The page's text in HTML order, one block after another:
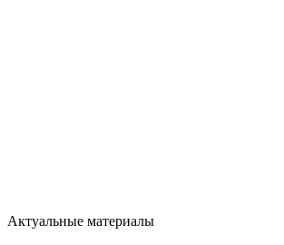
Актуальные материалы